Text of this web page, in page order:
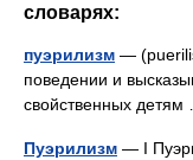
словарях:
пуэрилизм —
поведении и
свойственных
Пуэрилизм — I